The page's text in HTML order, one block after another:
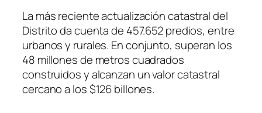
La más reciente actualización catastral del
Distrito da cuenta de 457.652 predios, entre
urbanos y rurales. En conjunto, superan los
48 millones de metros cuadrados
construidos y alcanzan un valor catastral
cercano a los $126 billones.